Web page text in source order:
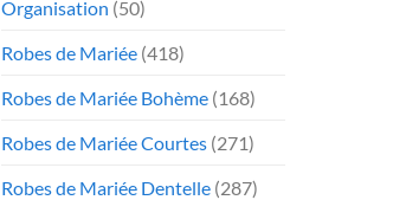
Organisation (50)
Robes de Mariée (418)
Robes de Mariée Bohème (168)
Robes de Mariée Courtes (271)
Robes de Mariée Dentelle (287)